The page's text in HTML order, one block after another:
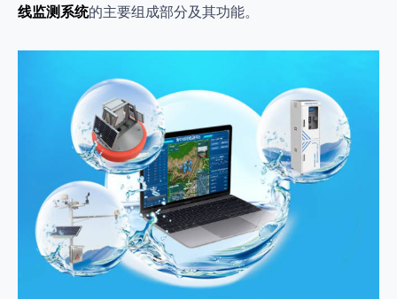
线监测系统的主要组成部分及其功能。